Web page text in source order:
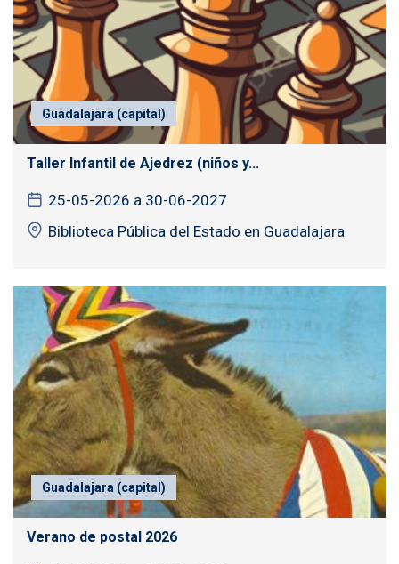
Guadalajara (capital)
Taller Infantil de Ajedrez (niños y...
25-05-2026 a 30-06-2027
Biblioteca Pública del Estado en Guadalajara
Guadalajara (capital)
Verano de postal 2026